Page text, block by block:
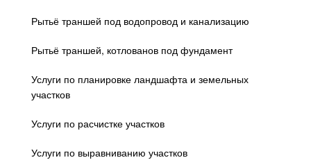
Рытьё траншей под водопровод и канализацию
Рытьё траншей, котлованов под фундамент
Услуги по планировке ландшафта и земельных
участков
Услуги по расчистке участков
Услуги по выравниванию участков